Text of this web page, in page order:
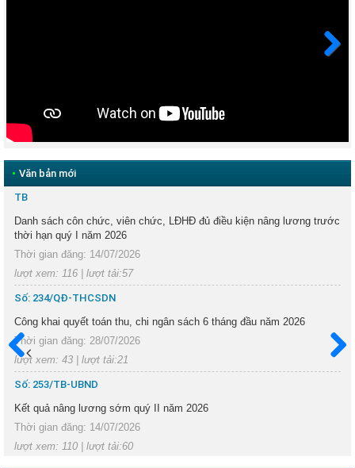
Sau
Trước
• Văn bản mới
TB
Danh sách côn chức, viên chức, LĐHĐ đủ điều kiện nâng lương trước
thời hạn quý I năm 2026
Thời gian đăng: 14/07/2026
lượt xem: 116 | lượt tải:57
Số: 234/QĐ-THCSDN
Công khai quyết toán thu, chi ngân sách 6 tháng đầu năm 2026
Thời gian đăng: 28/07/2026
lượt xem: 43 | lượt tải:21
Số: 253/TB-UBND
Kết quả nâng lương sớm quý II năm 2026
Thời gian đăng: 14/07/2026
lượt xem: 110 | lượt tải:60